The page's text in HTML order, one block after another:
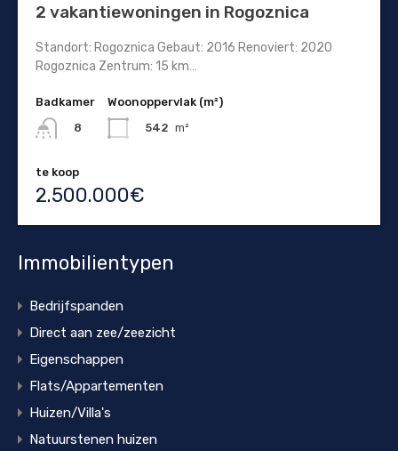
2 vakantiewoningen in Rogoznica
Standort: Rogoznica Gebaut: 2016 Renoviert: 2020
Rogoznica Zentrum: 15 km…
Badkamer
8
Woonoppervlak (m²)
542 m²
te koop
2.500.000€
Immobilientypen
Bedrijfspanden
Direct aan zee/zeezicht
Eigenschappen
Flats/Appartementen
Huizen/Villa's
Natuurstenen huizen